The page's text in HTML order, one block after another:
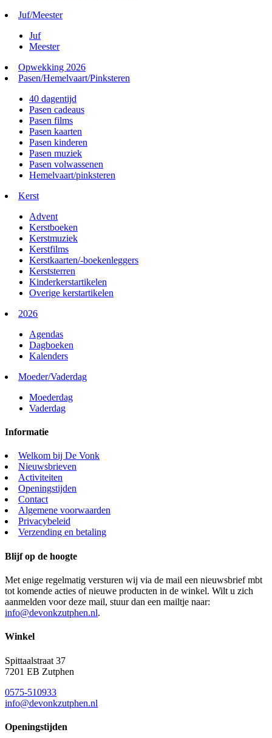
Juf/Meester
Juf
Meester
Opwekking 2026
Pasen/Hemelvaart/Pinksteren
40 dagentijd
Pasen cadeaus
Pasen films
Pasen kaarten
Pasen kinderen
Pasen muziek
Pasen volwassenen
Hemelvaart/pinksteren
Kerst
Advent
Kerstboeken
Kerstmuziek
Kerstfilms
Kerstkaarten/-boekenleggers
Kerststerren
Kinderkerstartikelen
Overige kerstartikelen
2026
Agendas
Dagboeken
Kalenders
Moeder/Vaderdag
Moederdag
Vaderdag
Informatie
Welkom bij De Vonk
Nieuwsbrieven
Activiteiten
Openingstijden
Contact
Algemene voorwaarden
Privacybeleid
Verzending en betaling
Blijf op de hoogte
Met enige regelmatig versturen wij via de mail een nieuwsbrief mbt
tot komende acties of nieuwe producten in de winkel. Wilt u zich
aanmelden voor deze mail, stuur dan een mailtje naar:
info@devonkzutphen.nl.
Winkel
Spittaalstraat 37
7201 EB Zutphen
0575-510933
info@devonkzutphen.nl
Openingstijden